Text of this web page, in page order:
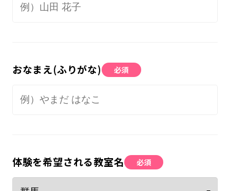
おなまえ(ふりがな) 必須
体験を希望される教室名 必須